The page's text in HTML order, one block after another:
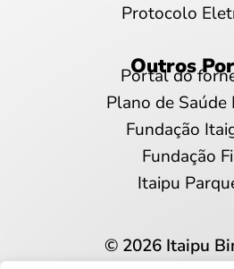
Protocolo
Outros
Portal do
Plano de Saúde
Fundação
Fundação
Itaipu
© 2026 Itaipu